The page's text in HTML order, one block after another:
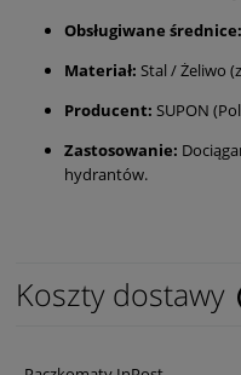
Obsługiwane średnice:
Materiał: Stal / Żeliwo
Producent: SUPON
Zastosowanie:
hydrantów.
Koszty dostawy
Cena nie zawiera